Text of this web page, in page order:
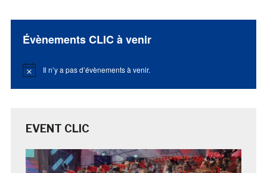
Évènements CLIC à venir
Notice Il n’y a pas d’évènements à venir.
EVENT CLIC